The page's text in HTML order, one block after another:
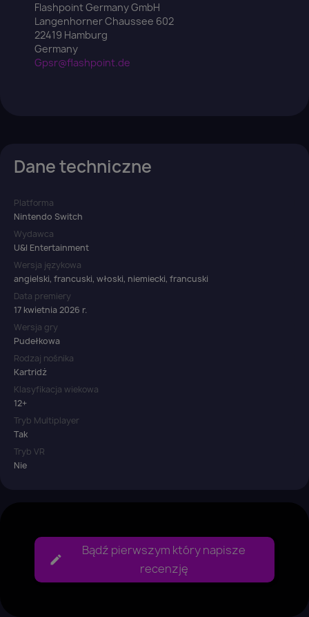
Flashpoint Germany GmbH
Langenhorner Chaussee 602
22419 Hamburg
Germany
Gpsr@flashpoint.de
Dane techniczne
Platforma
Nintendo Switch
Wydawca
U&I Entertainment
Wersja językowa
angielski, francuski, włoski, niemiecki, francuski
Data premiery
17 kwietnia 2026 r.
Wersja gry
Pudełkowa
Rodzaj nośnika
Kartridż
Klasyfikacja wiekowa
12+
Tryb Multiplayer
Tak
Tryb VR
Nie
Bądź pierwszym który napisze
recenzję